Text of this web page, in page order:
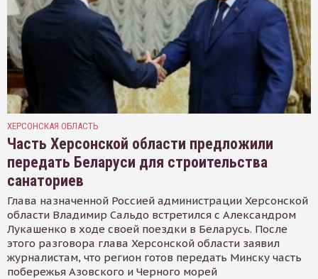
ХЕРСОНСКАЯ ОБЛАСТЬ
Часть Херсонской области предложили
передать Беларуси для строительства
санаториев
Глава назначенной Россией администрации Херсонской
области Владимир Сальдо встретился с Александром
Лукашенко в ходе своей поездки в Беларусь. После
этого разговора глава Херсонской области заявил
журналистам, что регион готов передать Минску часть
побережья Азовского и Черного морей